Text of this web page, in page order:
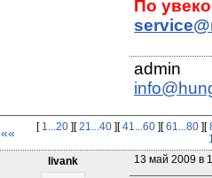
«« [ 1...20][21...40][41...60][61...80][
livank
13 май 2009 в